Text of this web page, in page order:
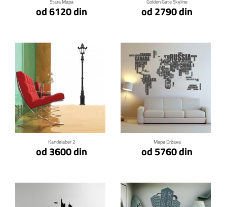
Stara Mapa
od 6120 din
Golden Gate Skyline
od 2790 din
Kandelaber 2
od 3600 din
Klikni za detalje
Mapa Država
od 5760 din
Klikni za detalje